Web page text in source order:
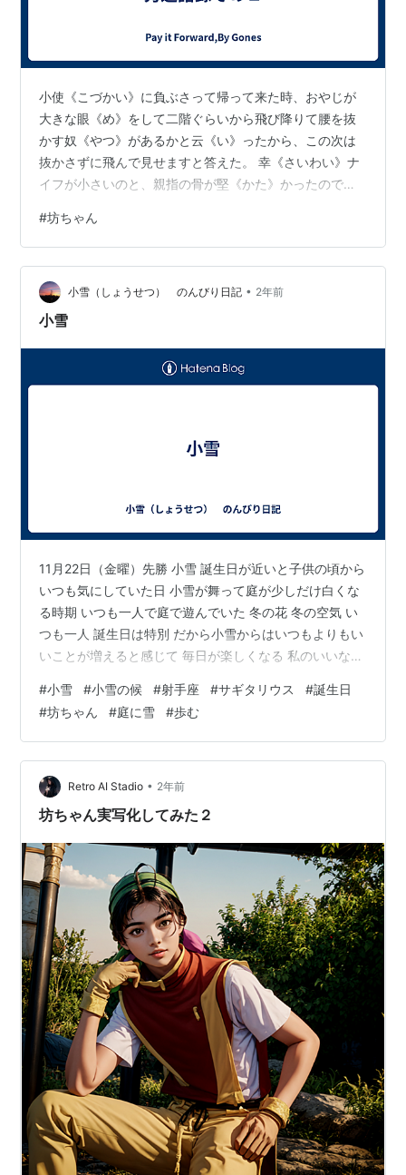
小使《こづかい》に負ぶさって帰って来た時、おやじが
大きな眼《め》をして二階ぐらいから飛び降りて腰を抜
かす奴《やつ》があるかと云《い》ったから、この次は
抜かさずに飛んで見せますと答えた。 幸《さいわい》ナ
イフが小さいのと、親指の骨が堅《かた》かったので、
は死ぬまで消えぬ。 本当に無鉄砲 母が病気で死ぬ二三日
《にさんち》前台所で宙返りをしてへっついの角で肋骨
《あばらぼね》を撲《う》って大いに痛かった。母が大
層｜怒《おこ》って、お前のようなものの顔は見たくな
いと云うから、親類へ泊《とま》りに行っていた。する
#坊ちゃん
小雪（しょうせつ） のんびり日記 • 2年前
小雪
11月22日（金曜）先勝 小雪 誕生日が近いと子供の頃から
いつも気にしていた日 小雪が舞って庭が少しだけ白くな
る時期 いつも一人で庭で遊んでいた 冬の花 冬の空気 い
つも一人 誕生日は特別 だから小雪からはいつもよりもい
いことが増えると感じて 毎日が楽しくなる 私のいいなづ
れて行ってくれたお家の坊ちゃん 父が「坊ちゃん」と言
ったのは世界でこの人しかいない 子供の頃は一人で遊び
学んでいたけれど 今は一人ではないこと 子供の頃の一人
は寂しい一人ではなく一人で楽しく学べていたことも坊
ちゃんは知っているから 生まれてからずっと一緒に歩む
1122 小雪…
#小雪 #小雪の候 #射手座 #サギタリウス #誕生日
#坊ちゃん #庭に雪 #歩む
Retro AI Stadio • 2年前
坊ちゃん実写化してみた２